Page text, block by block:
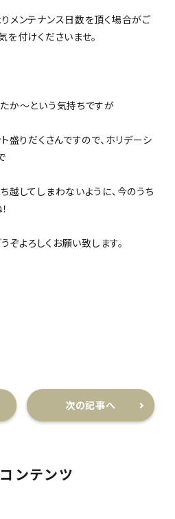
メンテナンス日数を頂く場合がご
を付けくださいませ。
か～という気持ちですが
盛りだくさんですので、ホリデーシ
越してしまわないように、今のうち
よろしくお願い致します。
次の記事へ
ンテンツ